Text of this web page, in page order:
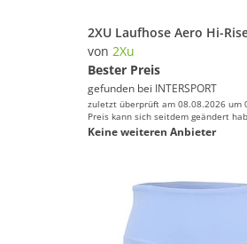
von 2Xu
Bester Preis
gefunden bei INTERSPORT
zuletzt überprüft am 08.08.2026 um
Preis kann sich seitdem geändert
Keine weiteren Anbieter